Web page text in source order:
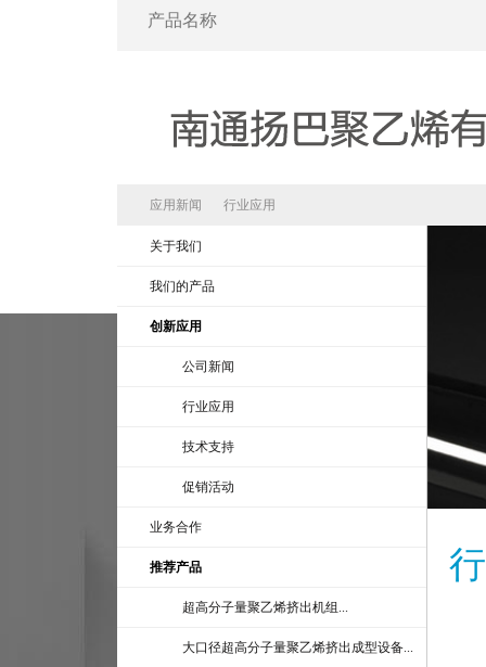
应用新闻 行业应用
关于我们
我们的产品
创新应用
公司新闻
行业应用
技术支持
促销活动
业务合作
推荐产品
超高分子量聚乙烯挤出机组...
大口径超高分子量聚乙烯挤出成型设备...